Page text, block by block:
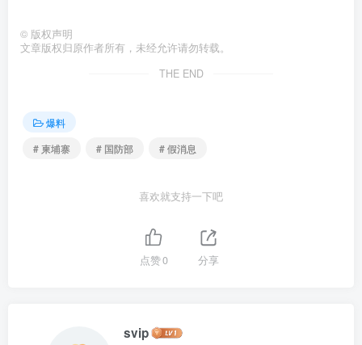
© 版权声明
文章版权归原作者所有，未经允许请勿转载。
THE END
爆料
# 柬埔寨
# 国防部 # 假消息
喜欢就支持一下吧
点赞0 分享
svip